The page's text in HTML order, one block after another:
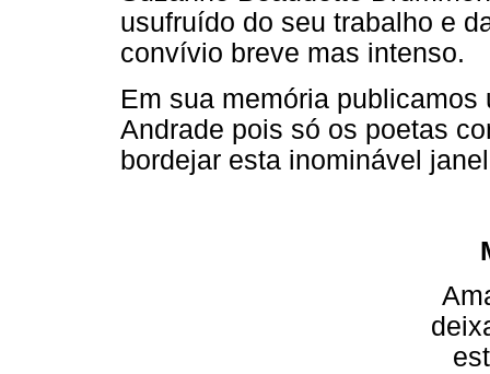
usufruído do seu trabalho e
convívio breve mas intenso.
Em sua memória
Andrade pois só os poetas
bordejar esta inominável